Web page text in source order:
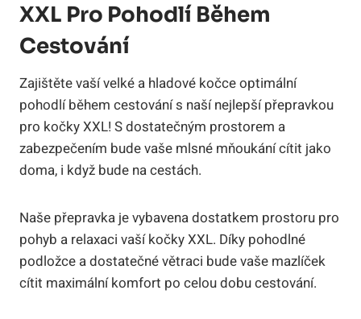
XXL Pro Pohodlí Během
Cestování
Zajištěte vaší velké a hladové kočce optimální
pohodlí během cestování s naší nejlepší přepravkou
pro kočky XXL! S dostatečným prostorem a
zabezpečením bude vaše mlsné mňoukání cítit jako
doma, i když bude na cestách.
Naše přepravka je vybavena dostatkem prostoru pro
pohyb a relaxaci vaší kočky XXL. Díky pohodlné
podložce a dostatečné větraci bude vaše mazlíček
cítit maximální komfort po celou dobu cestování.